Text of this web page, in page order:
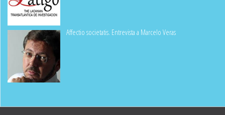
Affectio societatis. Entrevista a Marcelo Veras